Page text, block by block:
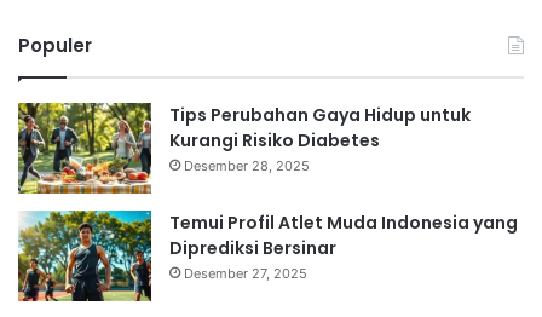
Populer
Tips Perubahan Gaya Hidup untuk
Kurangi Risiko Diabetes
Desember 28, 2025
Temui Profil Atlet Muda Indonesia yang
Diprediksi Bersinar
Desember 27, 2025